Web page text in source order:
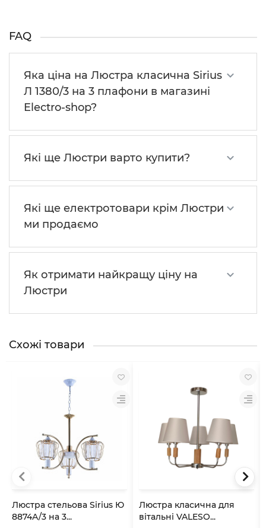
FAQ
Яка ціна на Люстра класична Sirius
Л 1380/3 на 3 плафони в магазині
Electro-shop?
Які ще Люстри варто купити?
Які ще електротовари крім Люстри
ми продаємо
Як отримати найкращу ціну на
Люстри
Схожі товари
Люстра стельова Sirius Ю
8874А/3 на 3...
Люстра класична для
вітальні VALESO...